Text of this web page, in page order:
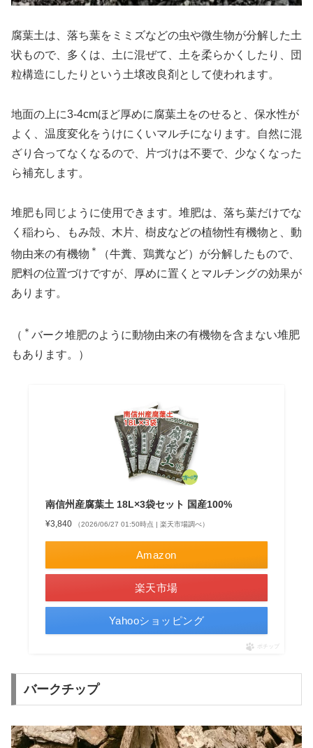
腐葉土は、落ち葉をミミズなどの虫や微生物が分解した土
状もので、多くは、土に混ぜて、土を柔らかくしたり、団
粒構造にしたりという土壌改良剤として使われます。
地面の上に3-4cmほど厚めに腐葉土をのせると、保水性が
よく、温度変化をうけにくいマルチになります。自然に混
ざり合ってなくなるので、片づけは不要で、少なくなった
ら補充します。
堆肥も同じように使用できます。堆肥は、落ち葉だけでな
く稲わら、もみ殻、木片、樹皮などの植物性有機物と、動
物由来の有機物 ＊
（牛糞、鶏糞など）が分解したもので、
肥料の位置づけですが、厚めに置くとマルチングの効果が
あります。
（ ＊ バーク堆肥のように動物由来の有機物を含まない堆肥
もあります。）
南信州産腐葉土 18L×3袋セット 国産100%
¥3,840 （2026/06/27 01:50時点 | 楽天市場調べ）
Amazon
楽天市場
Yahooショッピング
ポチップ
バークチップ